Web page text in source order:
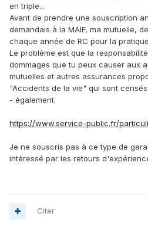
en triple...
Avant de prendre une souscription
demandais à la MAIF, ma mutuelle,
chaque année de RC pour la
Le problème est que la
dommages que tu peux causer aux
mutuelles et autres assurances
"Accidents de la vie" qui sont
- également.
https://www.service-public.fr/
Je ne souscris pas à ce type de
intéressé par les retours
Citer